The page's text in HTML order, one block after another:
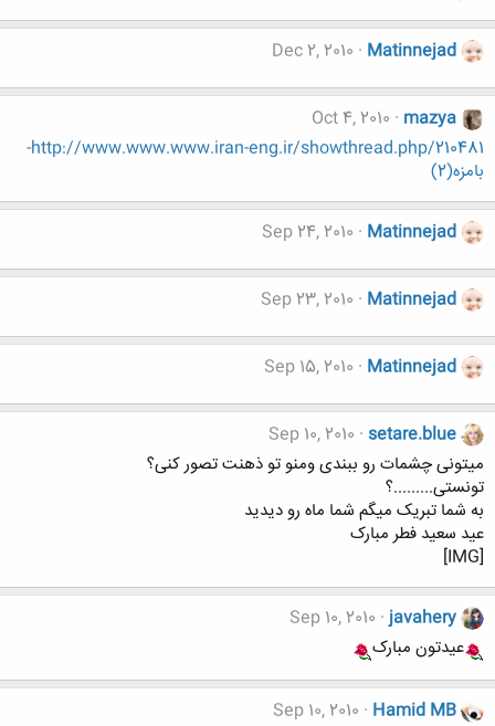
Matinnejad
Dec 2, 2010
mazya
Oct 4, 2010
http://www.www.www.iran-eng.ir/showthread.php/210481-
بامزه(2)
Matinnejad
Sep 24, 2010
Matinnejad
Sep 23, 2010
Matinnejad
Sep 15, 2010
setare.blue
Sep 10, 2010
میتونی چشمات رو ببندی ومنو تو ذهنت تصور کنی؟
تونستی.........؟
به شما تبریک میگم شما ماه رو دیدید
عید سعید فطر مبارک
[IMG]
javahery
Sep 10, 2010
عیدتون مبارک
Hamid MB
Sep 10, 2010